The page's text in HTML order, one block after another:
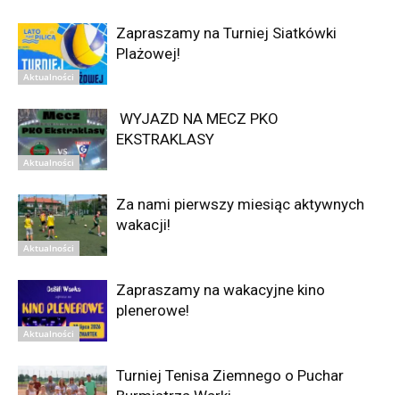
Aktualności
Zapraszamy na Turniej Siatkówki
Plażowej!
Aktualności
WYJAZD NA MECZ PKO
EKSTRAKLASY
Aktualności
Za nami pierwszy miesiąc aktywnych
wakacji!
Aktualności
Zapraszamy na wakacyjne kino
plenerowe!
Turniej Tenisa Ziemnego o Puchar